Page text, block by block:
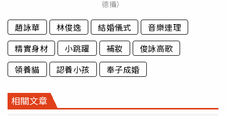
德攝）
趙詠華 林俊逸 結婚儀式
音樂連理
精實身材
小跳躍 補妝
俊詠高歌
領養貓
認養小孩 奉子成婚
相關文章